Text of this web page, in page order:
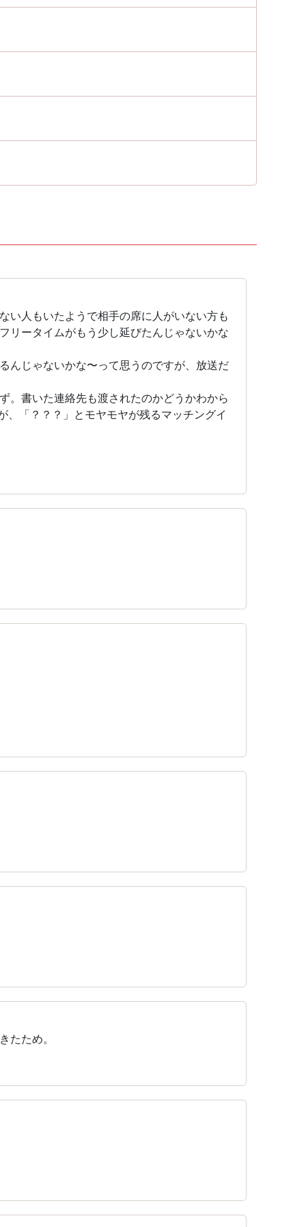
い人もいたようで相手の席に人がいない方も
リータイムがもう少し延びたんじゃないかな
んじゃないかな〜って思うのですが、放送だ
。書いた連絡先も渡されたのかどうかわから
「？？？」とモヤモヤが残るマッチングイ
たため。